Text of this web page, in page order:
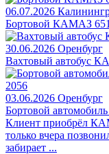
06.07.2026
Бортовой КАМАЗ
30.06.2026 Оренбург
Вахтовый автобус
03.06.2026 Оренбург
Бортовой
Клиент приобрёл
только вчера
забирает ...